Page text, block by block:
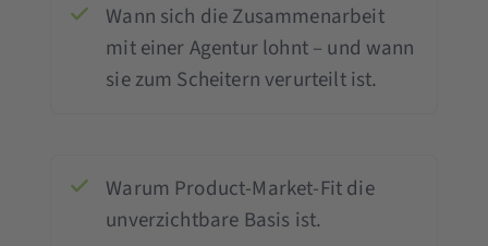
Wann sich die Zusammenarbeit
mit einer Agentur lohnt – und wann
sie zum Scheitern verurteilt ist.
Warum Product-Market-Fit die
unverzichtbare Basis ist.